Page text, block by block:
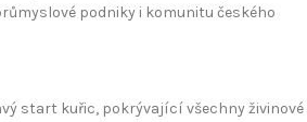
podniky i komunitu českého
start kuřic, pokrývající všechny živinové